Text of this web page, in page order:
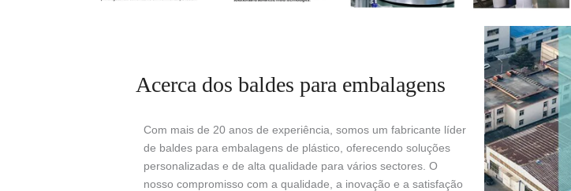
Acerca dos baldes para embalagens
Com mais de 20 anos de experiência, somos um fabricante líder
de baldes para embalagens de plástico, oferecendo soluções
personalizadas e de alta qualidade para vários sectores. O
nosso compromisso com a qualidade, a inovação e a satisfação